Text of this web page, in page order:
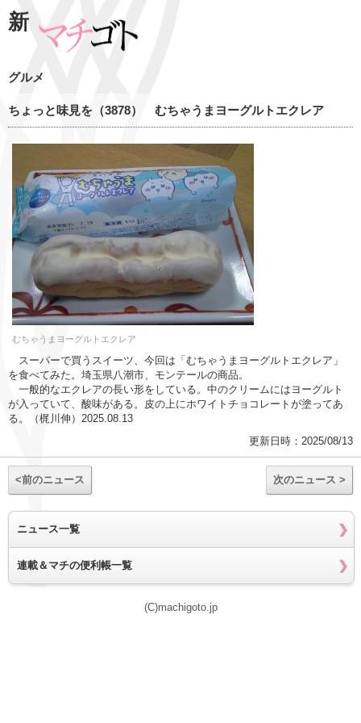
新
グルメ
ちょっと味見を（3878） むちゃうまヨーグルトエクレア
むちゃうまヨーグルトエクレア
スーパーで買うスイーツ、今回は「むちゃうまヨーグルトエクレア」
を食べてみた。埼玉県八潮市、モンテールの商品。
一般的なエクレアの長い形をしている。中のクリームにはヨーグルト
が入っていて、酸味がある。皮の上にホワイトチョコレートが塗ってあ
る。（梶川伸）2025.08.13
更新日時：2025/08/13
<前のニュース 次のニュース >
ニュース一覧
連載＆マチの便利帳一覧
(C)machigoto.jp